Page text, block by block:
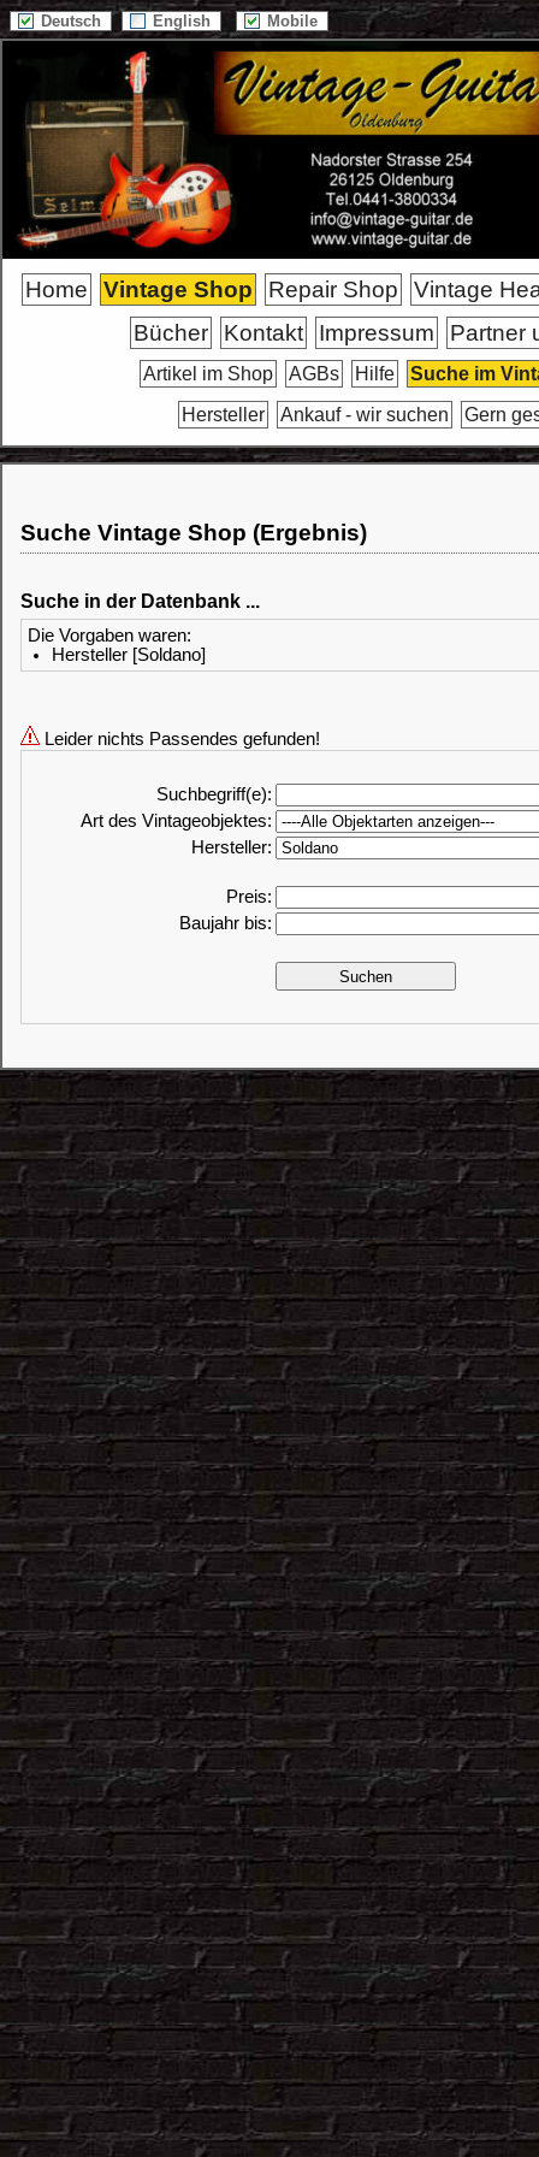
Deutsch English Mobile
Home Vintage Shop Repair Shop
Vintage
Bücher
Kontakt Impressum Partner
Artikel im Shop AGBs Hilfe
Suche im
Hersteller
Ankauf - wir suchen Gern
Suche Vintage Shop (Ergebnis)
Suche in der Datenbank ...
Die Vorgaben waren:
Hersteller [Soldano]
Leider nichts Passendes gefunden!
Suchbegriff(e):
Art des Vintageobjektes:
Hersteller:
Preis:
Baujahr bis: